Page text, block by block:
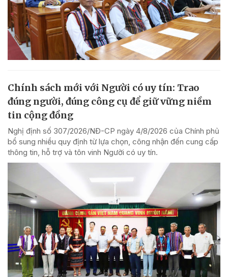
Chính sách mới với Người có uy tín: Trao
đúng người, đúng công cụ để giữ vững niềm
tin cộng đồng
Nghị định số 307/2026/NĐ-CP ngày 4/8/2026 của Chính phủ
bổ sung nhiều quy định từ lựa chọn, công nhận đến cung cấp
thông tin, hỗ trợ và tôn vinh Người có uy tín.